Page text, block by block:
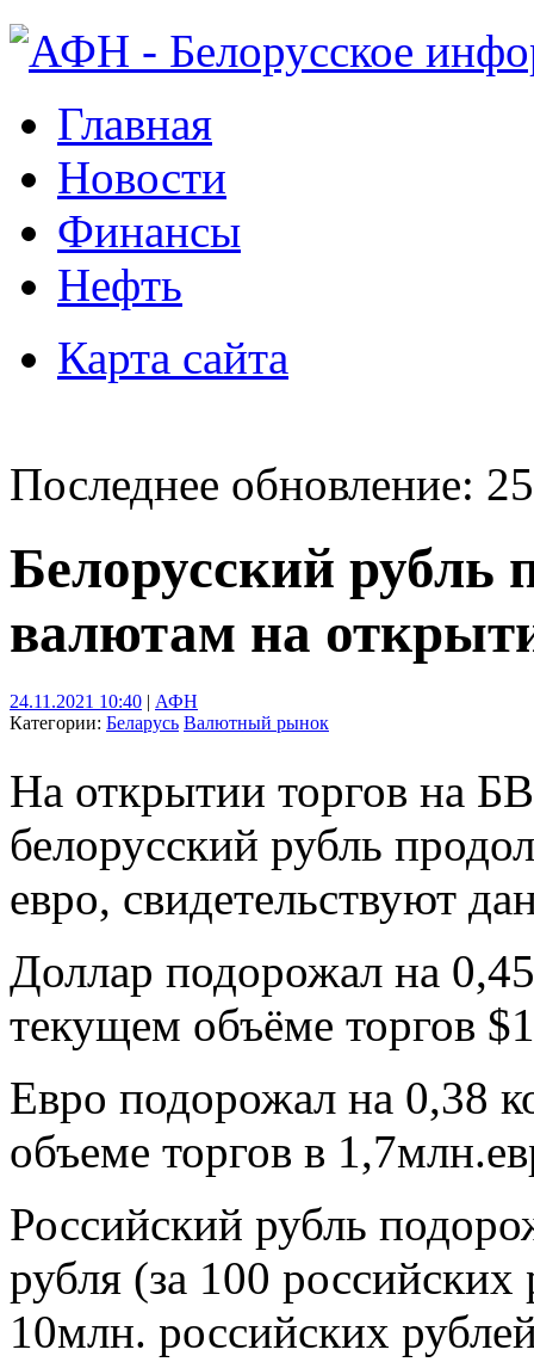
Главная
Новости
Финансы
Нефть
Карта сайта
Последнее обновление:
Белорусский рубль
валютам на
24.11.2021 10:40 | АФН
Категории: Беларусь Валютный рынок
На открытии торгов на
белорусский рубль
евро, свидетельствуют
Доллар подорожал на
текущем объёме торгов
Евро подорожал на 0,38
объеме торгов в
Российский рубль
рубля (за 100
10млн. российских